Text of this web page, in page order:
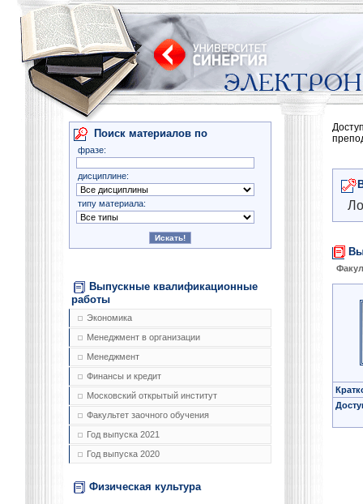
Поиск материалов по
фразе:
дисциплине:
типу материала:
Выпускные квалификационные
работы
Экономика
Менеджмент в организации
Менеджмент
Финансы и кредит
Московский открытый институт
Факультет заочного обучения
Год выпуска 2021
Год выпуска 2020
Физическая культура